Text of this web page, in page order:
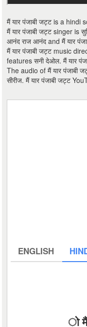
मैं यार पंजाबी जट्ट is a hindi
मैं यार पंजाबी जट्ट singer is
आनंद राज आनंद and मैं यार
मैं यार पंजाबी जट्ट music
features सनी देओल. मैं यार
The audio of मैं यार पंजाबी
सीरीज. मैं यार पंजाबी जट्ट
ENGLISH
ो मैं